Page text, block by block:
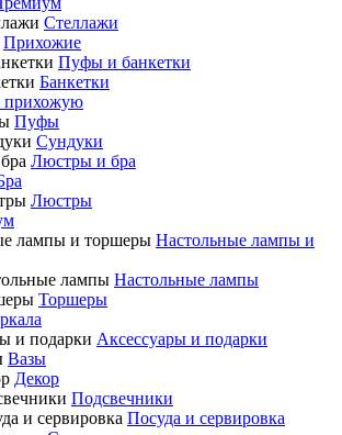
Стеллажи
Прихожие
Пуфы и банкетки
Банкетки
прихожую
Пуфы
Сундуки
Люстры и бра
Люстры
Настольные лампы и
Настольные лампы
Торшеры
Аксессуары и подарки
Вазы
Декор
Подсвечники
Посуда и сервировка